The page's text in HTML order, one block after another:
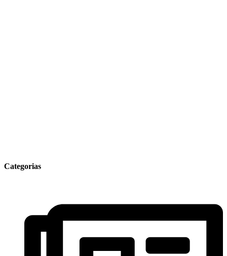
Categorias